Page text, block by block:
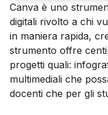
Canva è uno
digitali rivolto a chi
in maniera rapida,
strumento offre
progetti quali:
multimediali che
docenti che per gli